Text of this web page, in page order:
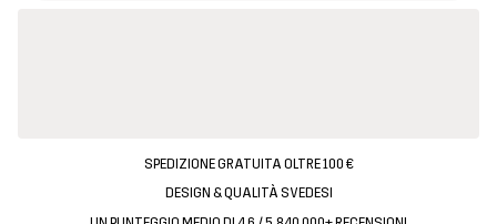
SPEDIZIONE GRATUITA OLTRE 100 €
DESIGN & QUALITÀ SVEDESI